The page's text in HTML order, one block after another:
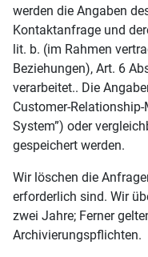
werden die Angaben
Kontaktanfrage und
lit. b. (im Rahmen
Beziehungen), Art. 6
verarbeitet.. Die
Customer-
System”) oder
gespeichert werden.
Wir löschen die
erforderlich sind. Wir
zwei Jahre; Ferner
Archivierungspflichten.